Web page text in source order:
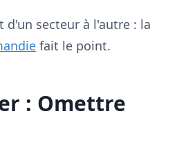
d'un secteur à l'autre : la
fait le point.
: Omettre